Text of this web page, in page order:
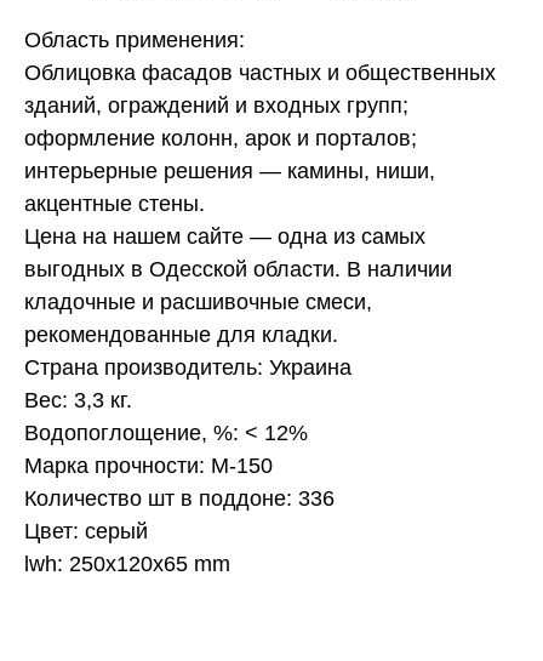
Область применения:
Облицовка фасадов частных и общественных
зданий, ограждений и входных групп;
оформление колонн, арок и порталов;
интерьерные решения — камины, ниши,
акцентные стены.
Цена на нашем сайте — одна из самых
выгодных в Одесской области. В наличии
кладочные и расшивочные смеси,
рекомендованные для кладки.
Страна производитель: Украина
Вес: 3,3 кг.
Водопоглощение, %: < 12%
Марка прочности: М-150
Количество шт в поддоне: 336
Цвет: серый
lwh: 250x120x65 mm